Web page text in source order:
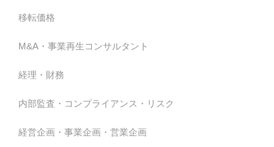
移転価格
M&A・事業再生コンサルタント
経理・財務
内部監査・コンプライアンス・リスク
経営企画・事業企画・営業企画